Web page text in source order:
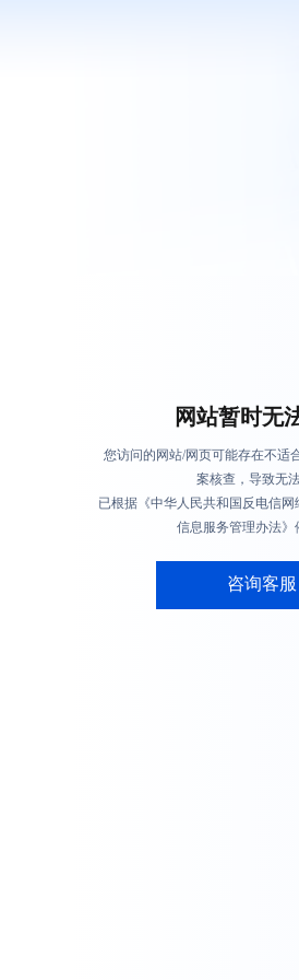
网站暂时无
您访问的网站/网页可能存在不适
案核查，导致无
已根据《中华人民共和国反电信网
信息服务管理办法》
咨询客服